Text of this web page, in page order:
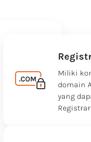
Miliki
domain
yang